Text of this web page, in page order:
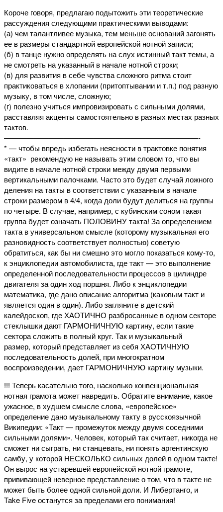
Короче говоря, предлагаю подытожить эти теоретические
рассуждения следующими практическими выводами:
(а) чем талантливее музыка, тем меньше оснований загонять
ее в размеры стандартной европейской нотной записи;
(б) в танце нужно определять на слух истинный такт темы, а
не смотреть на указанный в начале нотной строки;
(в) для развития в себе чувства сложного ритма стоит
практиковаться в хлопании (притоптывании и т.п.) под разную
музыку, в том числе, сложную;
(г) полезно учиться импровизировать с сильными долями,
расставляя акценты самостоятельно в разных местах разных
тактов.
——————————————————————————-
* — чтобы впредь избегать неясности в трактовке понятия
«такт» рекомендую не называть этим словом то, что вы
видите в начале нотной строки между двумя первыми
вертикальными палочками. Часто это будет случай ложного
деления на такты в соответствии с указанным в начале
строки размером в 4/4, когда доли будут делиться на группы
по четыре. В случае, например, с кубинским соном такая
группа будет означать ПОЛОВИНУ такта! За определением
такта в универсальном смысле (которому музыкальная его
разновидность соответствует полностью) советую
обратиться, как бы ни смешно это могло показаться кому-то,
к энциклопедии автомобилиста, где такт — это выполнение
определенной последовательности процессов в цилиндре
двигателя за один ход поршня. Либо к энциклопедии
математика, где дано описание алгоритма (каковым такт и
является один в один). Либо загляните в детский
калейдоскоп, где ХАОТИЧНО разбросанные в одном секторе
стеклышки дают ГАРМОНИЧНУЮ картину, если такие
сектора сложить в полный круг. Так и музыкальный
размер, который представляет из себя ХАОТИЧНУЮ
последовательность долей, при многократном
воспроизведении, дает ГАРМОНИЧНУЮ картину музыки.
!!! Теперь касательно того, насколько конвенциональная
нотная грамота может навредить. Обратите внимание, какое
ужасное, в худшем смысле слова, «европейское»
определение дано музыкальному такту в русскоязычной
Википедии: «Такт — промежуток между двумя соседними
сильными долями». Человек, который так считает, никогда не
сможет ни сыграть, ни станцевать, ни понять аргентинскую
самбу, у которой НЕСКОЛЬКО сильных долей в одном такте!
Он вырос на устаревшей европейской нотной грамоте,
прививающей неверное представление о том, что в такте не
может быть более одной сильной доли. И Либертанго, и
Take Five останутся за пределами его понимания!